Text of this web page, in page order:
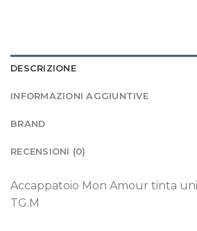
DESCRIZIONE
INFORMAZIONI AGGIUNTIVE
BRAND
RECENSIONI (0)
Accappatoio Mon Amour tinta
TG.M